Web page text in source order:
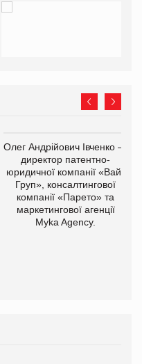
Олег Андрійович Івченко —
директор патентно-
юридичної компанії «Вайз
Груп», консалтингової
компанії «Парето» та
маркетингової агенції
Myka Agency.